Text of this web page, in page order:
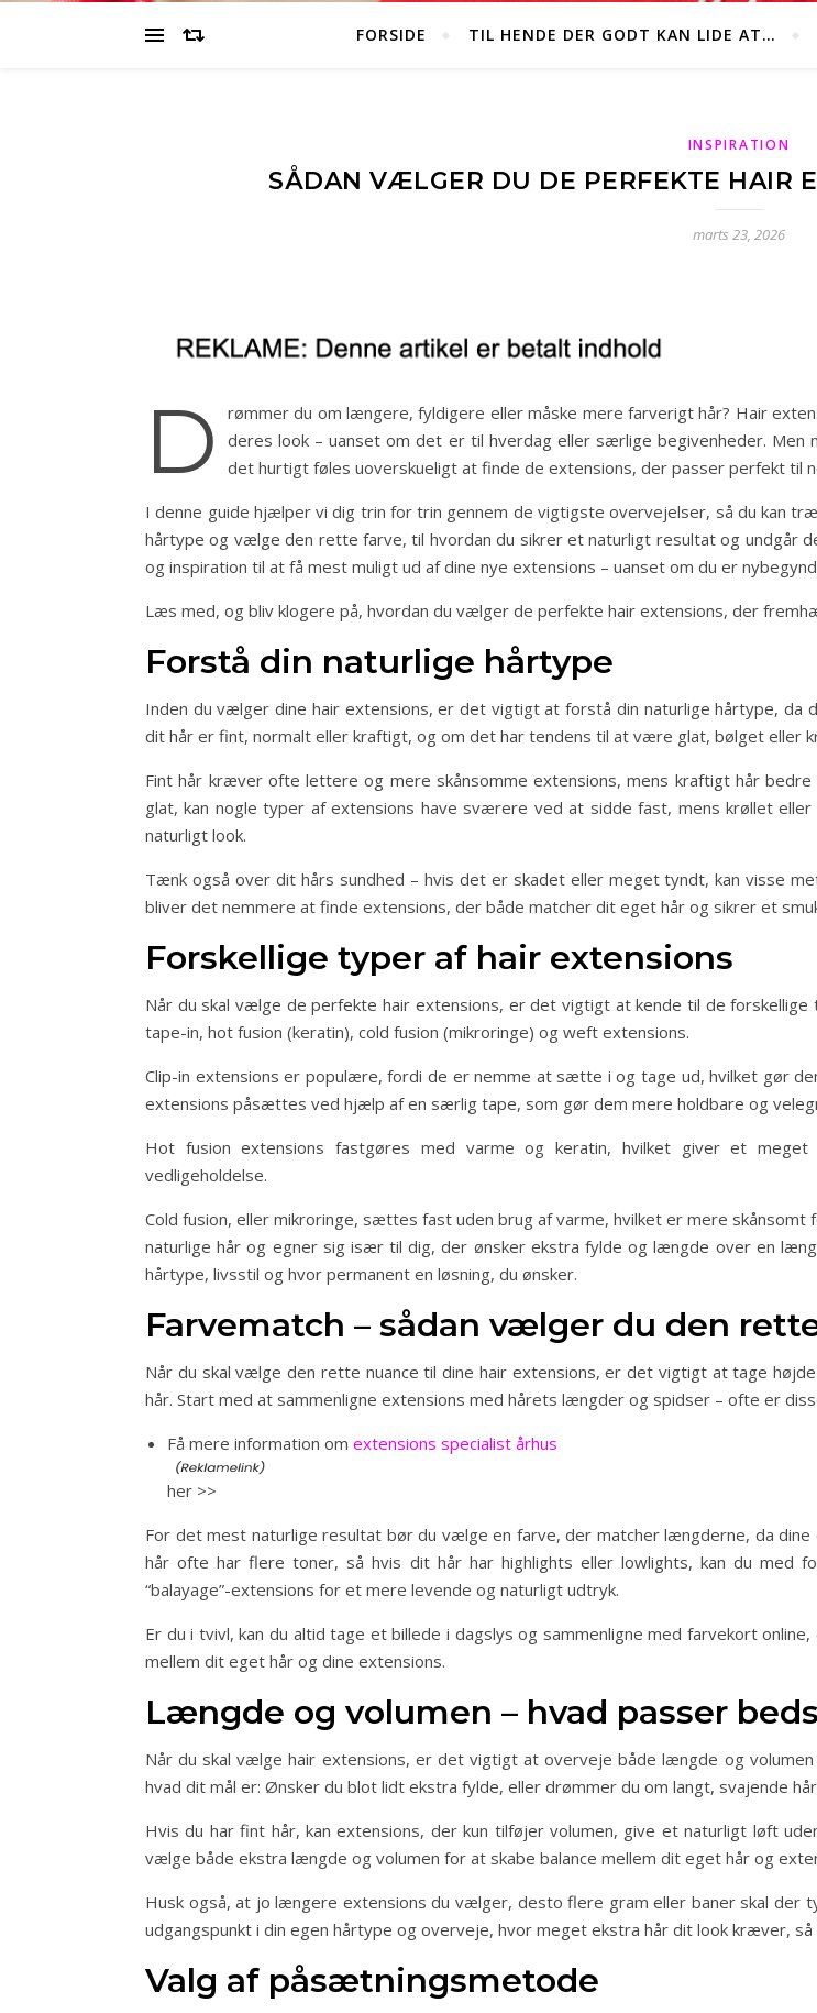
FORSIDE TIL HENDE DER GODT KAN LIDE AT…
INSPIRATION
SÅDAN VÆLGER DU DE PERFEKTE HAIR
marts 23, 2026
D
rømmer du om længere, fyldigere eller måske mere farverigt hår? Hair
deres look – uanset om det er til hverdag eller særlige begivenheder.
det hurtigt føles uoverskueligt at finde de extensions, der passer perfekt til
I denne guide hjælper vi dig trin for trin gennem de vigtigste overvejelser, så du kan
hårtype og vælge den rette farve, til hvordan du sikrer et naturligt resultat og undgår
og inspiration til at få mest muligt ud af dine nye extensions – uanset om du er
Læs med, og bliv klogere på, hvordan du vælger de perfekte hair extensions, der
Forstå din naturlige hårtype
Inden du vælger dine hair extensions, er det vigtigt at forstå din naturlige hårtype,
dit hår er fint, normalt eller kraftigt, og om det har tendens til at være glat, bølget eller
Fint hår kræver ofte lettere og mere skånsomme extensions, mens kraftigt hår
glat, kan nogle typer af extensions have sværere ved at sidde fast, mens krøllet
naturligt look.
Tænk også over dit hårs sundhed – hvis det er skadet eller meget tyndt, kan visse
bliver det nemmere at finde extensions, der både matcher dit eget hår og sikrer et
Forskellige typer af hair extensions
Når du skal vælge de perfekte hair extensions, er det vigtigt at kende til de
tape-in, hot fusion (keratin), cold fusion (mikroringe) og weft extensions.
Clip-in extensions er populære, fordi de er nemme at sætte i og tage ud, hvilket gør
extensions påsættes ved hjælp af en særlig tape, som gør dem mere holdbare og
Hot fusion extensions fastgøres med varme og keratin, hvilket giver et
vedligeholdelse.
Cold fusion, eller mikroringe, sættes fast uden brug af varme, hvilket er mere
naturlige hår og egner sig især til dig, der ønsker ekstra fylde og længde over en
hårtype, livsstil og hvor permanent en løsning, du ønsker.
Farvematch – sådan vælger du den
Når du skal vælge den rette nuance til dine hair extensions, er det vigtigt at tage
hår. Start med at sammenligne extensions med hårets længder og spidser – ofte er
Få mere information om extensions specialist århus
her >>
For det mest naturlige resultat bør du vælge en farve, der matcher længderne, da
hår ofte har flere toner, så hvis dit hår har highlights eller lowlights, kan du med
“balayage”-extensions for et mere levende og naturligt udtryk.
Er du i tvivl, kan du altid tage et billede i dagslys og sammenligne med farvekort
mellem dit eget hår og dine extensions.
Længde og volumen – hvad passer
Når du skal vælge hair extensions, er det vigtigt at overveje både længde og
hvad dit mål er: Ønsker du blot lidt ekstra fylde, eller drømmer du om langt, svajende
Hvis du har fint hår, kan extensions, der kun tilføjer volumen, give et naturligt løft
vælge både ekstra længde og volumen for at skabe balance mellem dit eget hår og
Husk også, at jo længere extensions du vælger, desto flere gram eller baner skal
udgangspunkt i din egen hårtype og overveje, hvor meget ekstra hår dit look kræver,
Valg af påsætningsmetode